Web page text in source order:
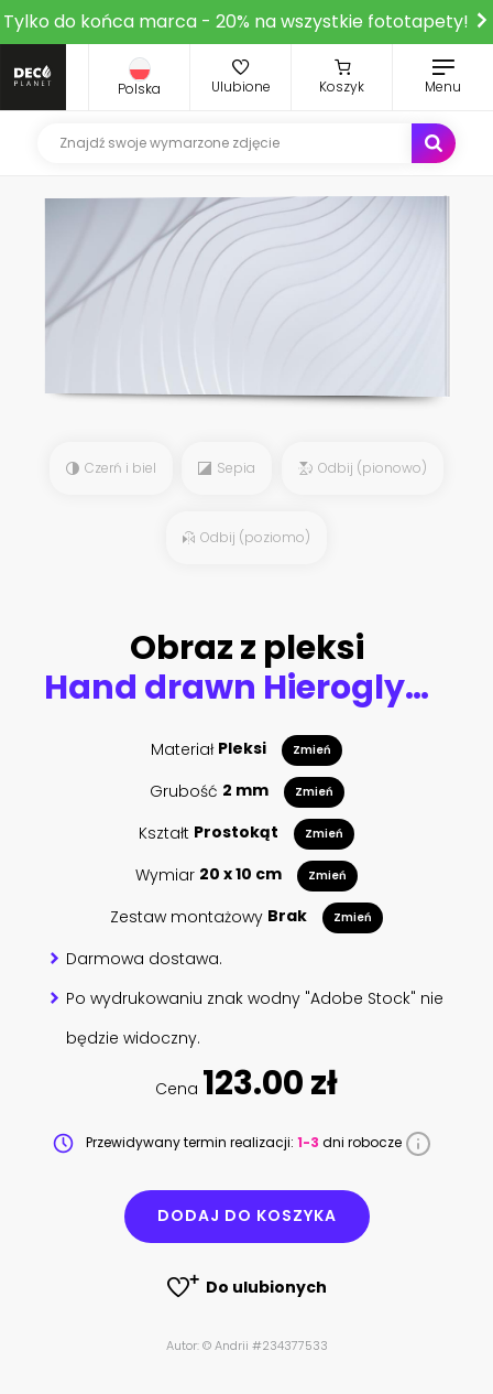
Tylko do końca marca - 20% na wszystkie fototapety!
Polska Ulubione Koszyk Menu
Czerń i biel Sepia Odbij (pionowo)
Odbij (poziomo)
Obraz z pleksi
Hand drawn Hieroglyph translate Friend . Vector japanese black symbol on white background with text. Ink brush calligraphy with red stamp(in japan-hanko). Chinese calligraphic letter icon
Materiał Pleksi Zmień
Grubość 2 mm Zmień
Kształt Prostokąt Zmień
Wymiar 20 x 10 cm Zmień
Zestaw montażowy Brak Zmień
Darmowa dostawa.
Po wydrukowaniu znak wodny "Adobe Stock" nie
będzie widoczny.
Cena 123.00 zł
Przewidywany termin realizacji: 1-3 dni robocze
DODAJ DO KOSZYKA
Do ulubionych
Autor: © Andrii #234377533